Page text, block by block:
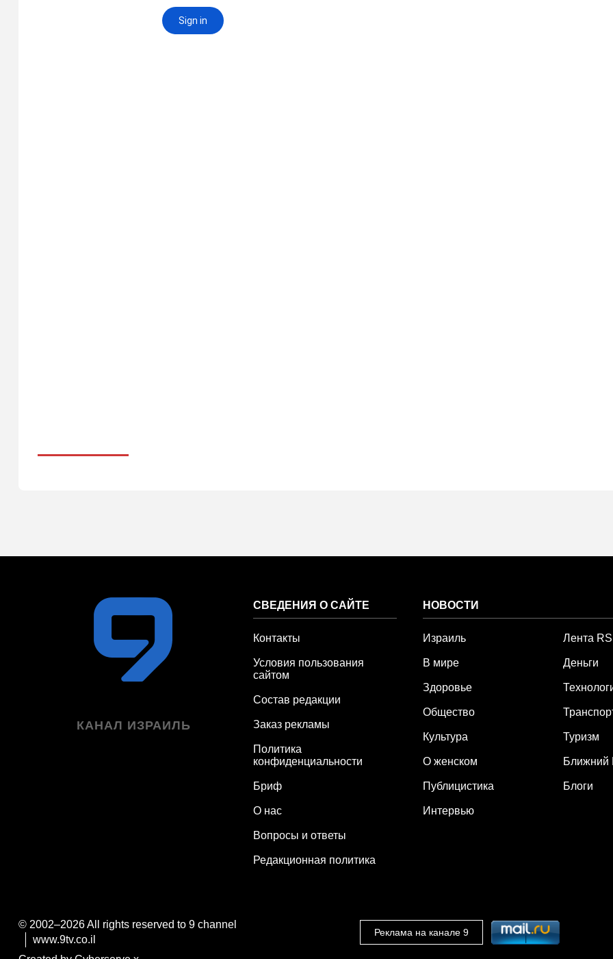
КАНАЛ ИЗРАИЛЬ
СВЕДЕНИЯ О САЙТЕ
Контакты
Условия пользования
сайтом
Состав редакции
Заказ рекламы
Политика
конфиденциальности
Бриф
О нас
Вопросы и ответы
Редакционная политика
НОВОСТИ
Израиль Лента
В мире Деньги
Здоровье
Общество
Культура Туризм
О женском Ближний
Публицистика Блоги
Интервью
Реклама на канале 9
© 2002–2026 All rights reserved to 9 channel
www.9tv.co.il